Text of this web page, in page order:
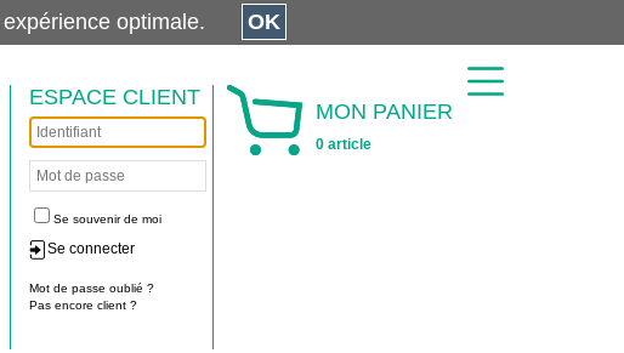
ESPACE CLIENT
Se souvenir de moi
Se connecter
Mot de passe oublié ?
Pas encore client ?
MON PANIER
0 article
expérience optimale. OK